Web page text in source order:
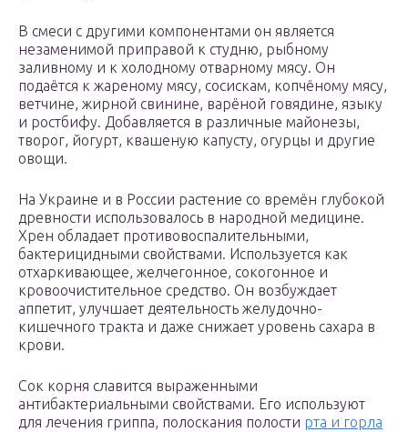
В смеси с другими компонентами он является
незаменимой приправой к студню, рыбному
заливному и к холодному отварному мясу. Он
подаётся к жареному мясу, сосискам, копчёному мясу,
ветчине, жирной свинине, варёной говядине, языку
и ростбифу. Добавляется в различные майонезы,
творог, йогурт, квашеную капусту, огурцы и другие
овощи.
На Украине и в России растение со времён глубокой
древности использовалось в народной медицине.
Хрен обладает противовоспалительными,
бактерицидными свойствами. Используется как
отхаркивающее, желчегонное, сокогонное и
кровоочистительное средство. Он возбуждает
аппетит, улучшает деятельность желудочно-
кишечного тракта и даже снижает уровень сахара в
крови.
Сок корня славится выраженными
антибактериальными свойствами. Его используют
для лечения гриппа, полоскания полости рта и горла